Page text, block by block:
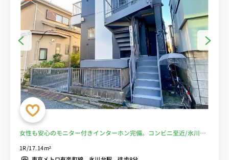
女性も安心のモニター付きインターホン完備。コンビニ至近/氷川台
るWi-Fi格安レンタル中！
1R/17.14m²